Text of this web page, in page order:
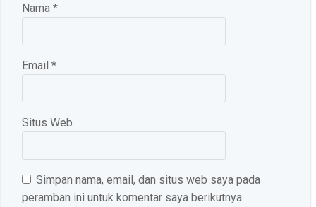
Nama *
Email *
Situs Web
Simpan nama, email, dan situs web saya pada
peramban ini untuk komentar saya berikutnya.